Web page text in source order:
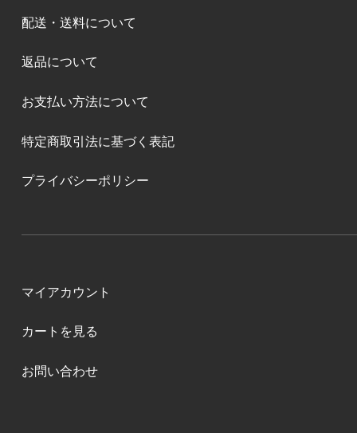
配送・送料について
返品について
お支払い方法について
特定商取引法に基づく表記
プライバシーポリシー
マイアカウント
カートを見る
お問い合わせ